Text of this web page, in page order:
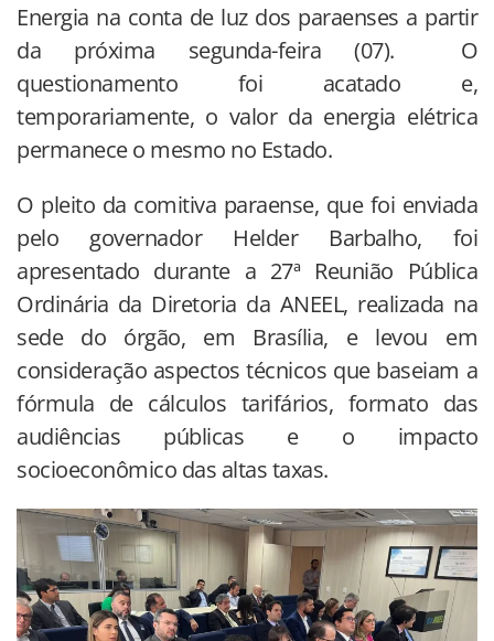
Energia na conta de luz dos paraenses a partir
da próxima segunda-feira (07). O
questionamento foi acatado e,
temporariamente, o valor da energia elétrica
permanece o mesmo no Estado.
O pleito da comitiva paraense, que foi enviada
pelo governador Helder Barbalho, foi
apresentado durante a 27ª Reunião Pública
Ordinária da Diretoria da ANEEL, realizada na
sede do órgão, em Brasília, e levou em
consideração aspectos técnicos que baseiam a
fórmula de cálculos tarifários, formato das
audiências públicas e o impacto
socioeconômico das altas taxas.